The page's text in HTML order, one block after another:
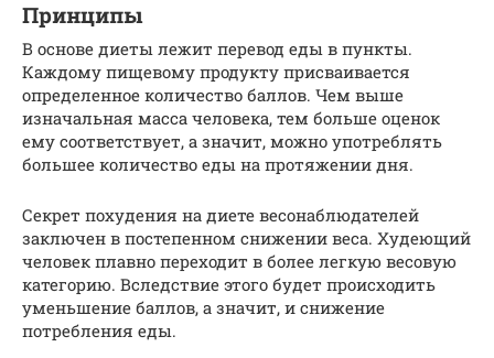
Принципы
В основе диеты лежит перевод еды в пункты.
Каждому пищевому продукту присваивается
определенное количество баллов. Чем выше
изначальная масса человека, тем больше оценок
ему соответствует, а значит, можно употреблять
большее количество еды на протяжении дня.
Секрет похудения на диете весонаблюдателей
заключен в постепенном снижении веса. Худеющий
человек плавно переходит в более легкую весовую
категорию. Вследствие этого будет происходить
уменьшение баллов, а значит, и снижение
потребления еды.